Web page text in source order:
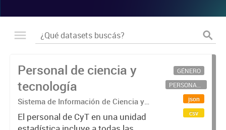
Personal de ciencia y
tecnología
Sistema de Información de Ciencia y
Tecnología Argentino (SICYTAR)
El personal de CyT en una unidad
GÉNERO
PERSONAL CIENTÍFICO-TECNOLÓGICO
json
csv